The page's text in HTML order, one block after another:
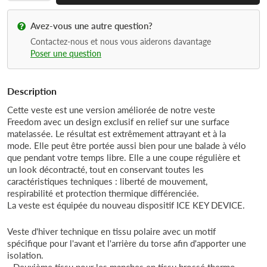
Avez-vous une autre question?
Contactez-nous et nous vous aiderons davantage
Poser une question
Description
Cette veste est une version améliorée de notre veste
Freedom avec un design exclusif en relief sur une surface
matelassée. Le résultat est extrêmement attrayant et à la
mode. Elle peut être portée aussi bien pour une balade à vélo
que pendant votre temps libre. Elle a une coupe régulière et
un look décontracté, tout en conservant toutes les
caractéristiques techniques : liberté de mouvement,
respirabilité et protection thermique différenciée.
La veste est équipée du nouveau dispositif ICE KEY DEVICE.
Veste d'hiver technique en tissu polaire avec un motif
spécifique pour l'avant et l'arrière du torse afin d'apporter une
isolation.